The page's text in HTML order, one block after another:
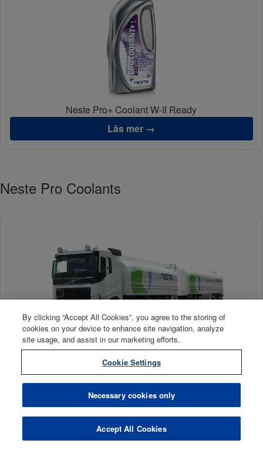
Neste Pro+ Coolant W-II Ready
Läs mer →
Neste Pro Coolants
Neste Pro Coolant P-Hybrid
Läs mer →
By clicking “Accept All Cookies”, you agree to the storing of
cookies on your device to enhance site navigation, analyze
site usage, and assist in our marketing efforts.
Cookie Settings
Necessary cookies only
Accept All Cookies